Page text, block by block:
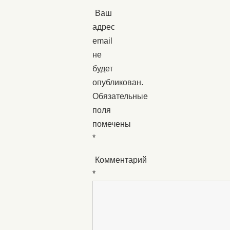
Ваш
адрес
email
не
будет
опубликован.
Обязательные
поля
помечены
*
Комментарий
*